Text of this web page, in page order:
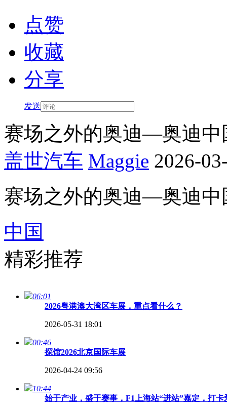
点赞
收藏
分享
发送
赛场之外的奥迪—奥迪中
盖世汽车 Maggie 2026-
赛场之外的奥迪—奥迪中
中国
精彩推荐
06:01
2026粤港澳大湾区车展，重点看什么？
2026-05-31 18:01
00:46
探馆2026北京国际车展
2026-04-24 09:56
10:44
始于产业，盛于赛事，F1上海站“进站”嘉定，打